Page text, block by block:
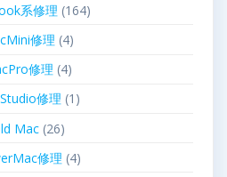
系修理 (164)
修理 (4)
修理 (4)
修理 (1)
Mac(26)
修理 (4)